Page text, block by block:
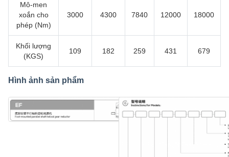
Mô-men
xoắn cho
phép (Nm)
3000 4300 7840 12000 18000
Khối lượng
(KGS)
109 182 259 431 679
Hình ảnh sản phẩm